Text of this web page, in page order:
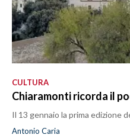
CULTURA
Chiaramonti ricorda il
Il 13 gennaio la prima edizione
Antonio Caria